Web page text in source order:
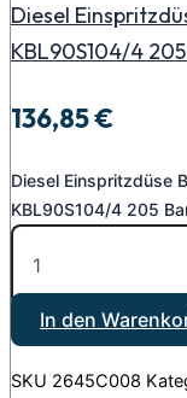
Diesel
KBL90S104/4
136,85€
Diesel Einspritzdüse
KBL90S104/4 205
In den
SKU 2645C008